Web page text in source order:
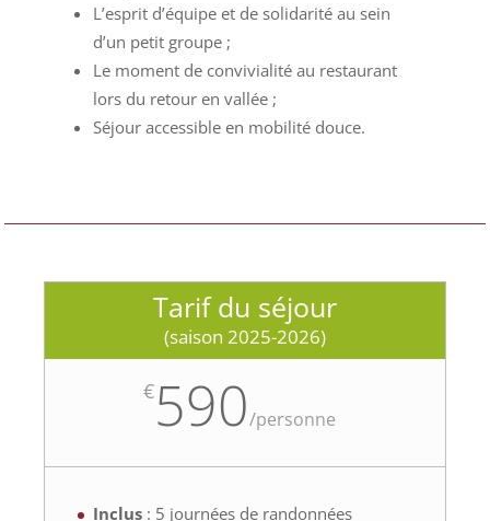
L’esprit d’équipe et de solidarité au sein
d’un petit groupe ;
Le moment de convivialité au restaurant
lors du retour en vallée ;
Séjour accessible en mobilité douce.
Tarif du séjour
(saison 2025-2026)
€590/personne
Inclus: 5 journées de randonnées